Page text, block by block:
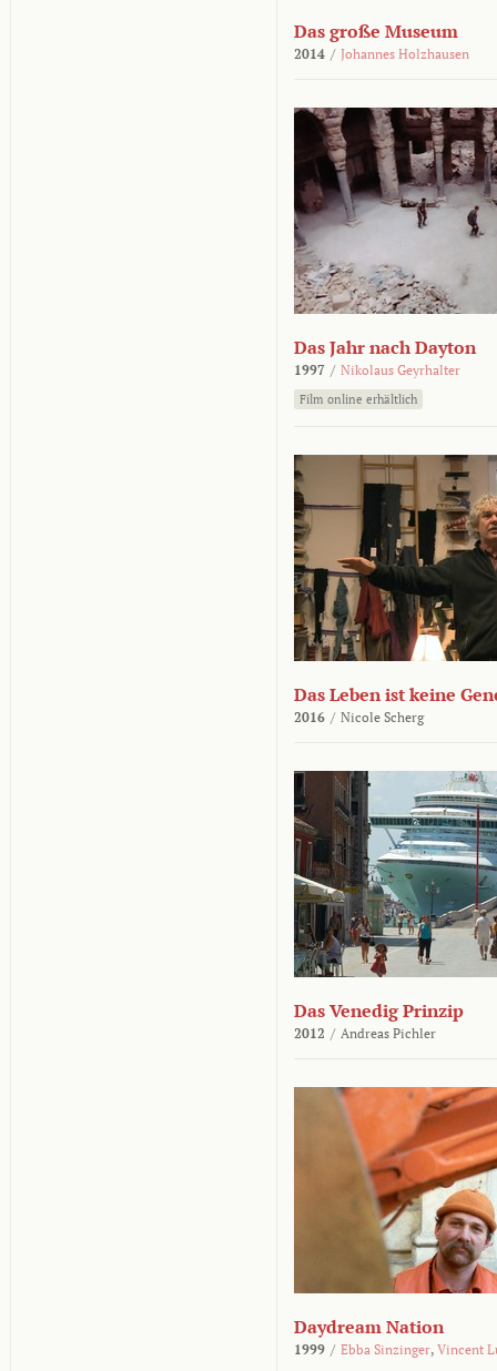
Das große Museum
2014 / Johannes Holzhausen
Das Jahr nach Dayton
1997 / Nikolaus Geyrhalter
Film online erhältlich
Das Leben ist keine
2016 / Nicole Scherg
Das Venedig Prinzip
2012 / Andreas Pichler
Daydream Nation
1999 / Ebba Sinzinger, Vincent